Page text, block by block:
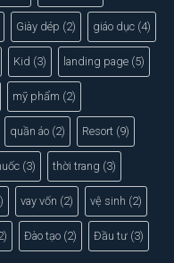
Giày dép (2) giáo dục (4)
Kid (3) landing page (5)
mỹ phẩm (2)
quần áo (2) Resort (9)
(3) thời trang (3)
vay vốn (2) vệ sinh (2)
Đào tạo (2) Đầu tư (3)